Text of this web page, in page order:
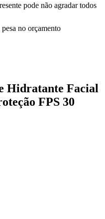
pode não agradar todos
no orçamento
Hidratante Facial
FPS 30